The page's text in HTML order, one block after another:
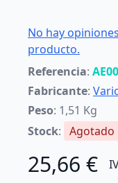
No hay
producto.
Referencia:
Fabricante:
Peso: 1,51 Kg
Stock: Agotado
25,66 €